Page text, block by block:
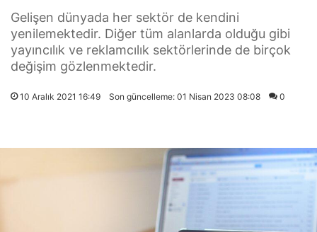
Gelişen dünyada her sektör de kendini
yenilemektedir. Diğer tüm alanlarda olduğu gibi
yayıncılık ve reklamcılık sektörlerinde de birçok
değişim gözlenmektedir.
10 Aralık 2021 16:49 Son güncelleme: 01 Nisan 2023 08:08 0